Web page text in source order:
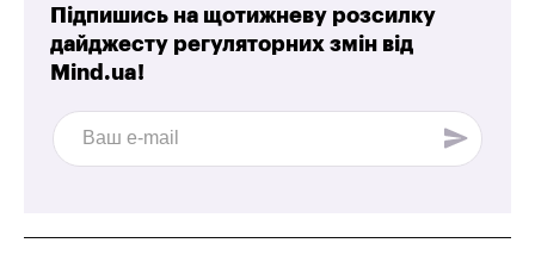
Підпишись на щотижневу розсилку
дайджесту регуляторних змін від
Mind.ua!